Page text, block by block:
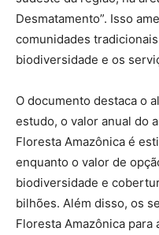
Desmatamento”. Isso
comunidades
biodiversidade e os
O documento destaca o
estudo, o valor anual do
Floresta Amazônica é
enquanto o valor de
biodiversidade e
bilhões. Além disso, os
Floresta Amazônica para